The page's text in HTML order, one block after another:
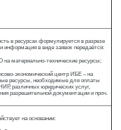
в ресурсах формулируется в разрезе
информация в виде заявок передаётся:
материально-технические ресурсы;
экономический центр ИБЕ – на
ресурсы, необходимые для оплаты
различных юридических услуг,
разрешительной документации и проч.
на основании: